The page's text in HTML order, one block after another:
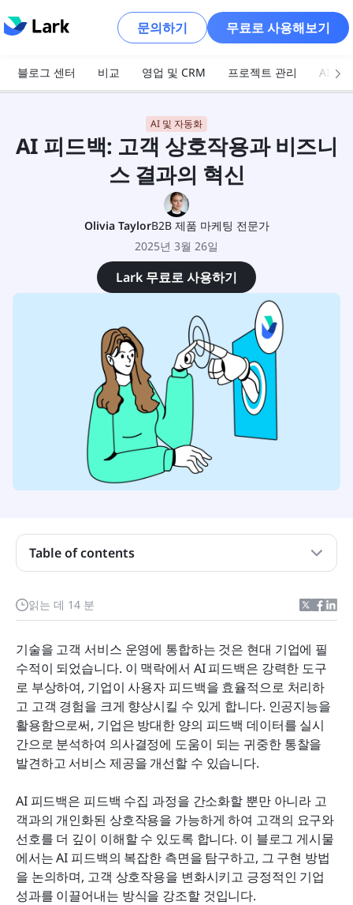
문의하기 무료로 사용해보기
블로그 센터 비교 영업 및 CRM 프로젝트 관리 AI 및
AI 및 자동화
AI 피드백: 고객 상호작용과 비즈니
스 결과의 혁신
Olivia TaylorB2B 제품 마케팅 전문가
2025년 3월 26일
Lark 무료로 사용하기
읽는 데 14 분
기술을 고객 서비스 운영에 통합하는 것은 현대 기업에 필
수적이 되었습니다. 이 맥락에서 AI 피드백은 강력한 도구
로 부상하여, 기업이 사용자 피드백을 효율적으로 처리하
고 고객 경험을 크게 향상시킬 수 있게 합니다. 인공지능을
활용함으로써, 기업은 방대한 양의 피드백 데이터를 실시
간으로 분석하여 의사결정에 도움이 되는 귀중한 통찰을
발견하고 서비스 제공을 개선할 수 있습니다.
AI 피드백은 피드백 수집 과정을 간소화할 뿐만 아니라 고
객과의 개인화된 상호작용을 가능하게 하여 고객의 요구와
선호를 더 깊이 이해할 수 있도록 합니다. 이 블로그 게시물
에서는 AI 피드백의 복잡한 측면을 탐구하고, 그 구현 방법
을 논의하며, 고객 상호작용을 변화시키고 긍정적인 기업
성과를 이끌어내는 방식을 강조할 것입니다.
Table of contents
AI 피드백이란 무엇인가요?
AI 피드백이 왜 중요한가요?
AI 피드백을 효과적으로 구현하는 방법
AI 피드백 시스템 구현을 위한 모범 사례
Lark가 AI 피드백 구현을 향상시키는 방법
AI 피드백의 미래 동향
자주 묻는 질문
결론